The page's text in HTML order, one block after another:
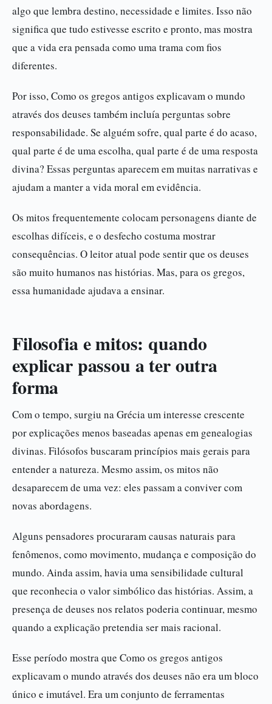
algo que lembra destino, necessidade e limites. Isso não
significa que tudo estivesse escrito e pronto, mas mostra
que a vida era pensada como uma trama com fios
diferentes.
Por isso, Como os gregos antigos explicavam o mundo
através dos deuses também incluía perguntas sobre
responsabilidade. Se alguém sofre, qual parte é do acaso,
qual parte é de uma escolha, qual parte é de uma resposta
divina? Essas perguntas aparecem em muitas narrativas e
ajudam a manter a vida moral em evidência.
Os mitos frequentemente colocam personagens diante de
escolhas difíceis, e o desfecho costuma mostrar
consequências. O leitor atual pode sentir que os deuses
são muito humanos nas histórias. Mas, para os gregos,
essa humanidade ajudava a ensinar.
Filosofia e mitos: quando
explicar passou a ter outra
forma
Com o tempo, surgiu na Grécia um interesse crescente
por explicações menos baseadas apenas em genealogias
divinas. Filósofos buscaram princípios mais gerais para
entender a natureza. Mesmo assim, os mitos não
desaparecem de uma vez: eles passam a conviver com
novas abordagens.
Alguns pensadores procuraram causas naturais para
fenômenos, como movimento, mudança e composição do
mundo. Ainda assim, havia uma sensibilidade cultural
que reconhecia o valor simbólico das histórias. Assim, a
presença de deuses nos relatos poderia continuar, mesmo
quando a explicação pretendia ser mais racional.
Esse período mostra que Como os gregos antigos
explicavam o mundo através dos deuses não era um bloco
único e imutável. Era um conjunto de ferramentas